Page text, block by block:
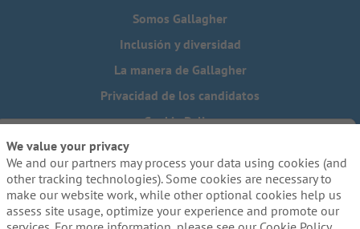
Somos Gallagher
Inclusión y diversidad
La manera de Gallagher
Privacidad de los candidatos
Cookie Policy
Do Not Sell or Share My Personal Information - US Residents
¿Necesita una adaptación especial para completar alguna
parte de nuestro proceso de solicitud, incluido el uso de
este sitio web? Escríbanos a:Careers@ajg.com
We value your privacy
We and our partners may process your data using cookies (and
other tracking technologies). Some cookies are necessary to
make our website work, while other optional cookies help us
assess site usage, optimize your experience and promote our